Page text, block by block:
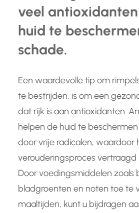
veel
huid te
schade.
Een waardevolle tip om
te bestrijden, is om een
dat rijk is aan antioxidanten.
helpen de huid te
door vrije radicalen, waardoor
verouderingsproces vertraagd
Door voedingsmiddelen zoals
bladgroenten en noten toe te
maaltijden, kunt u bijdragen